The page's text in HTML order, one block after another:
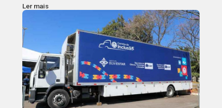
Ler mais